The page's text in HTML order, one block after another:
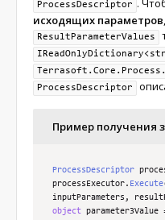
processExecutor.Execute
resultParameterNames);
/* Запускает процесс
входящих и получением
ProcessDescriptor
processExecutor.Execute
передачей входящих и
processExecutor.Execute
inputParameters,
ProcessDescriptor .
исходящих параметров
ResultParameterValues
ProcessDescriptor
ProcessDescriptor
processExecutor. Execute
inputParameters ,
object parameter3Value